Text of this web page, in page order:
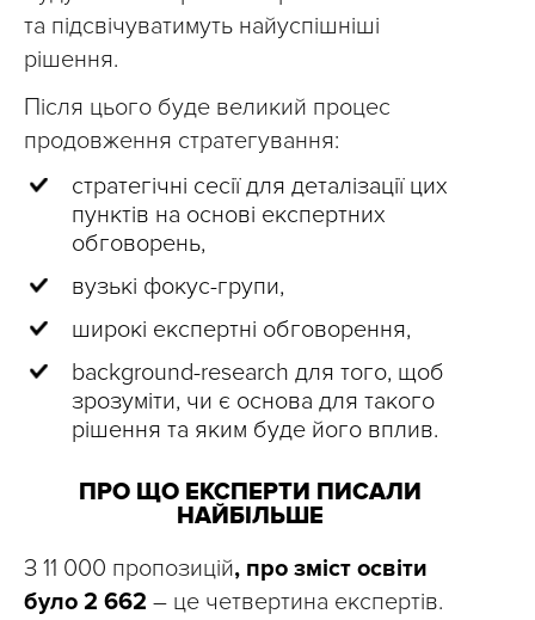
та підсвічуватимуть найуспішніші
рішення.
Після цього буде великий процес
продовження стратегування:
стратегічні сесії для деталізації цих
пунктів на основі експертних
обговорень,
вузькі фокус-групи,
широкі експертні обговорення,
background-research для того, щоб
зрозуміти, чи є основа для такого
рішення та яким буде його вплив.
ПРО ЩО ЕКСПЕРТИ ПИСАЛИ
НАЙБІЛЬШЕ
З 11 000 пропозицій, про зміст освіти
було 2 662 – це четвертина експертів.